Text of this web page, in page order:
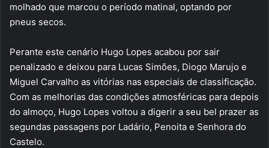
molhado que marcou o período matinal, optando por
pneus secos.
Perante este cenário Hugo Lopes acabou por sair
penalizado e deixou para Lucas Simões, Diogo Marujo e
Miguel Carvalho as vitórias nas especiais de classificação.
Com as melhorias das condições atmosféricas para depois
do almoço, Hugo Lopes voltou a digerir a seu bel prazer as
segundas passagens por Ladário, Penoita e Senhora do
Castelo.